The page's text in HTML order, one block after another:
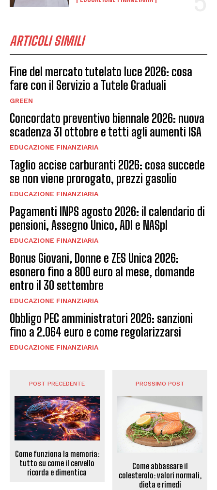
ARTICOLI SIMILI
Fine del mercato tutelato luce 2026: cosa
fare con il Servizio a Tutele Graduali
GREEN
Concordato preventivo biennale 2026: nuova
scadenza 31 ottobre e tetti agli aumenti ISA
EDUCAZIONE FINANZIARIA
Taglio accise carburanti 2026: cosa succede
se non viene prorogato, prezzi gasolio
EDUCAZIONE FINANZIARIA
Pagamenti INPS agosto 2026: il calendario di
pensioni, Assegno Unico, ADI e NASpI
EDUCAZIONE FINANZIARIA
Bonus Giovani, Donne e ZES Unica 2026:
esonero fino a 800 euro al mese, domande
entro il 30 settembre
EDUCAZIONE FINANZIARIA
Obbligo PEC amministratori 2026: sanzioni
fino a 2.064 euro e come regolarizzarsi
EDUCAZIONE FINANZIARIA
POST PRECEDENTE
Come funziona la memoria:
tutto su come il cervello
ricorda e dimentica
PROSSIMO POST
Come abbassare il
colesterolo: valori normali,
dieta e rimedi